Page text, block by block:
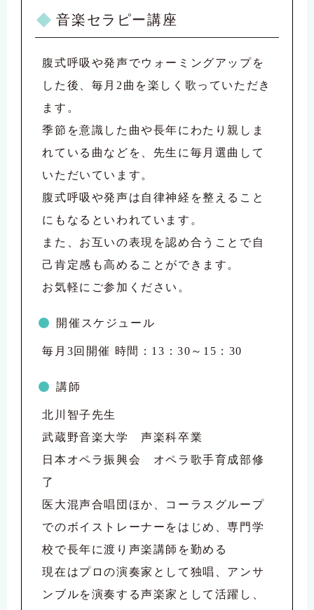
音楽セラピー講座
腹式呼吸や発声でウォーミングアップを
した後、毎月2曲を楽しく歌っていただき
ます。
季節を意識した曲や長年にわたり親しま
れている曲などを、先生に毎月選曲して
いただいています。
腹式呼吸や発声は自律神経を整えること
にもなるといわれています。
また、お互いの表現を認め合うことで自
己肯定感も高めることができます。
お気軽にご参加ください。
開催スケジュール
毎月3回開催 時間：13：30～15：30
講師
北川智子先生
武蔵野音楽大学 声楽科卒業
日本オペラ振興会 オペラ歌手育成部修
了
医大混声合唱団ほか、コーラスグループ
でのボイストレーナーをはじめ、専門学
校で長年に渡り声楽講師を勤める
現在はプロの演奏家として独唱、アンサ
ンブルを演奏する声楽家として活躍し、